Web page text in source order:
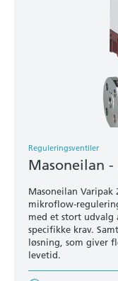
Reguleringsventiler
Masoneilan -
Masoneilan Varipak
mikroflow-
med et stort
specifikke krav.
løsning, som giver
levetid.